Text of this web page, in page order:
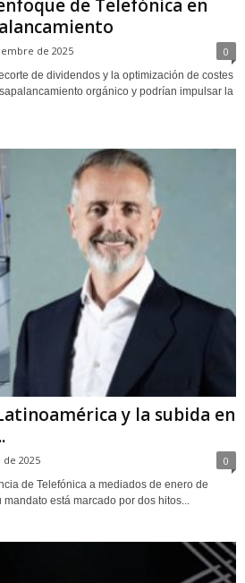
de Telefónica en
de 2025 0
de dividendos y la optimización de costes
orgánico y podrían impulsar la
y la subida en
de 2025 0
de Telefónica a mediados de enero de
está marcado por dos hitos...